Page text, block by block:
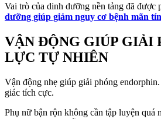
Vai trò của dinh dưỡng nền tảng đã được
dưỡng giúp giảm nguy cơ bệnh mãn
VẬN ĐỘNG GIÚP GIẢI
LỰC TỰ NHIÊN
Vận động nhẹ giúp giải phóng
giác tích cực.
Phụ nữ bận rộn không cần tập luyện quá